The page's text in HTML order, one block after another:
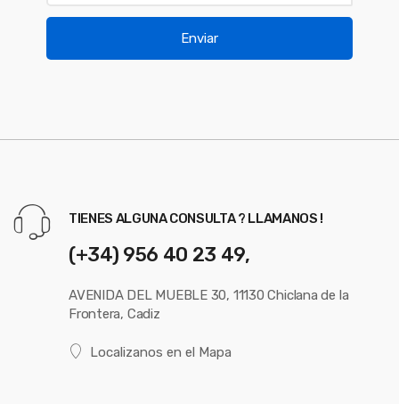
Enviar
TIENES ALGUNA CONSULTA ? LLAMANOS !
(+34) 956 40 23 49,
AVENIDA DEL MUEBLE 30, 11130 Chiclana de la
Frontera, Cadiz
Localizanos en el Mapa